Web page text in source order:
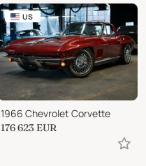
US
1966 Chevrolet Corvette
176 623 EUR